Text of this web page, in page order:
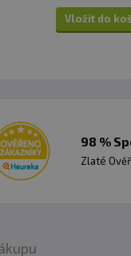
Vložit do
98 %
Zlaté